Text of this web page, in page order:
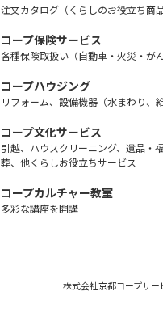
注文カタログ（くらしのお役立ち商
コープ保険サービス
各種保険取扱い（自動車・火災・が
コープハウジング
リフォーム、設備機器（水まわり、
コープ文化サービス
引越、ハウスクリーニング、遺品・
葬、他くらしお役立ちサービス
コープカルチャー教室
多彩な講座を開講
株式会社京都コープサ